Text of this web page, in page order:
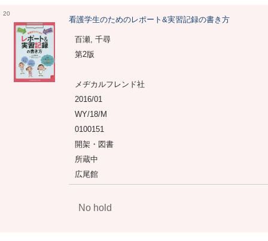
20
看護学生のためのレポート&実習記録の書き方
百瀬, 千尋
第2版
メヂカルフレンド社
2016/01
WY/18/M
0100151
開架・図書
所蔵中
広尾館
No hold